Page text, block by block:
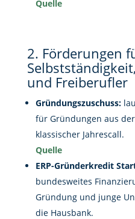
Quelle
2. Förderungen
und Freiberufler
Gründungszuschuss:
für Gründungen aus
klassischer Jahrescall.
Quelle
ERP-Gründerkredit
bundesweites
Gründung und junge
die Hausbank.